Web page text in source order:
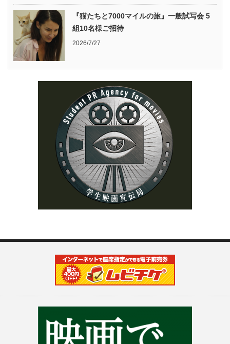
『猫たちと7000マイルの旅』一般試写会 5
組10名様ご招待
2026/7/27